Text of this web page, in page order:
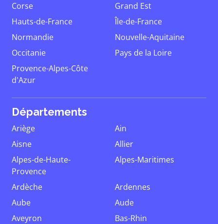
Corse
Grand Est
Hauts-de-France
Île-de-France
Normandie
Nouvelle-Aquitaine
Occitanie
Pays de la Loire
Provence-Alpes-Côte
d'Azur
Départements
Ariège
Ain
Aisne
Allier
Alpes-de-Haute-
Provence
Alpes-Maritimes
Ardèche
Ardennes
Aube
Aude
Aveyron
Bas-Rhin